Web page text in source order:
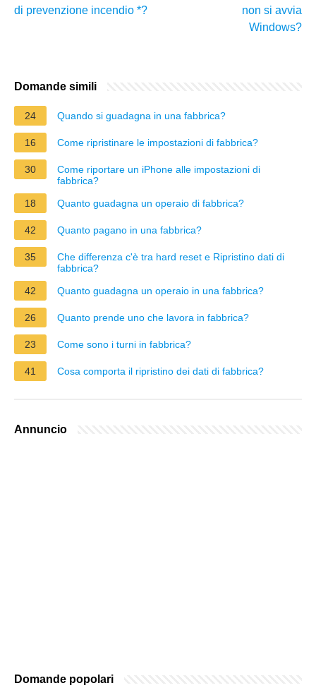
di prevenzione incendio *?
non si avvia
Windows?
Domande simili
24 Quando si guadagna in una fabbrica?
16 Come ripristinare le impostazioni di fabbrica?
30
Come riportare un iPhone alle impostazioni di
fabbrica?
18
Quanto guadagna un operaio di fabbrica?
42 Quanto pagano in una fabbrica?
35
Che differenza c'è tra hard reset e Ripristino dati di
fabbrica?
42
Quanto guadagna un operaio in una fabbrica?
26 Quanto prende uno che lavora in fabbrica?
23 Come sono i turni in fabbrica?
41 Cosa comporta il ripristino dei dati di fabbrica?
Annuncio
Domande popolari